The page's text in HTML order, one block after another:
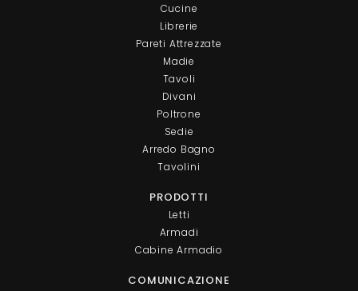
Cucine
Librerie
Pareti Attrezzate
Madie
Tavoli
Divani
Poltrone
Sedie
Arredo Bagno
Tavolini
PRODOTTI
Letti
Armadi
Cabine Armadio
COMUNICAZIONE